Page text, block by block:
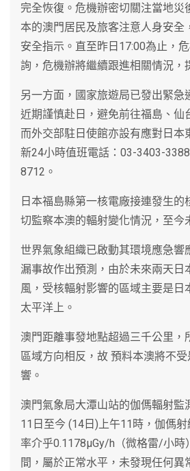
完全恢復。危機辦密切關注當地災
本的澳門居民及旅客注意人身安全
安全指示。直至昨日17:00為止，
詢，危機辦將繼續跟進相關情況，
另一方面，國家旅遊局已發出緊急
近期謹慎赴日，避免前往福島、仙
而外交部駐日使館亦設有應對日本
新24小時值班電話：03-3403-
8712。
日本福島縣第一核電廠接連發生的
切監察本澳的輻射變化情況，至今
世界氣象組織已啟動其環境應急響
漏事故作出預測，由於未來兩天日
風，受核輻射影響的區域主要是日
太平洋上。
澳門距離事發地點超過三千公里，
區域方向相反，故 預料本澳將不
響。
澳門氣象局大潭山站的伽傌輻射監
11日至今 (14日)上午11時，伽傌
率介乎0.1178μGy/h（微格雷/小時
間，屬於正常水平，未發現任何異